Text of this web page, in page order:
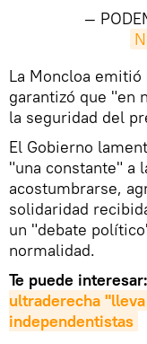
—
​La Moncloa
garantizó que "en
la seguridad del
El Gobierno
"una constante" a
acostumbrarse,
solidaridad
un "debate
normalidad.
Te puede interesar:
ultraderecha
independentistas